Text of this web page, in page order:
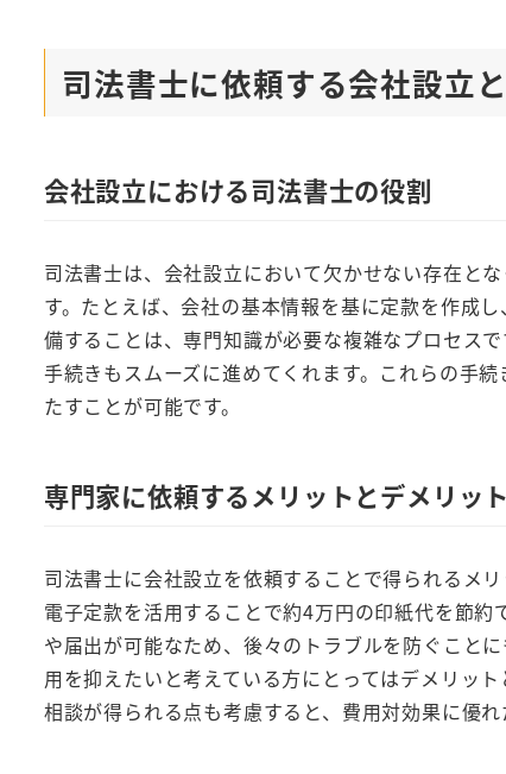
司法書士に依頼する会社設立
会社設立における司法書士の役割
司法書士は、会社設立において欠かせない存在と
す。たとえば、会社の基本情報を基に定款を作成
備することは、専門知識が必要な複雑なプロセス
手続きもスムーズに進めてくれます。これらの手
たすことが可能です。
専門家に依頼するメリットとデメリット
司法書士に会社設立を依頼することで得られるメ
電子定款を活用することで約4万円の印紙代を節
や届出が可能なため、後々のトラブルを防ぐこと
用を抑えたいと考えている方にとってはデメリッ
相談が得られる点も考慮すると、費用対効果に優れ